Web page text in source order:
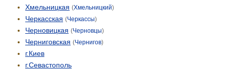
Хмельницкая (Хмельницкий)
Черкасская (Черкассы)
Черновицкая (Черновцы)
Черниговская (Чернигов)
г.Киев
г.Севастополь